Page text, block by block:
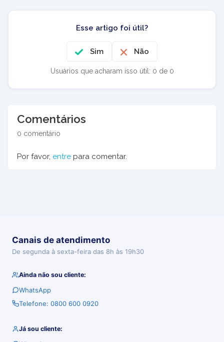
Esse artigo foi útil?
Sim Não
Usuários que acharam isso útil: 0 de 0
Comentários
0 comentário
Por favor, entre para comentar.
Canais de atendimento
De segunda à sexta-feira das 8h às 19h30
Ainda não sou cliente:
WhatsApp
Telefone: 0800 600 0920
Já sou cliente: